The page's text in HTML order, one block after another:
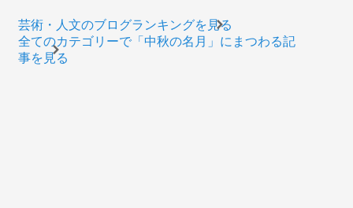
芸術・人文のブログランキングを見る
全てのカテゴリーで「中秋の名月」にまつわる記
事を見る